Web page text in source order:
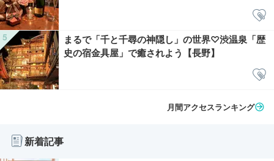
まるで「千と千尋の神隠し」の世界♡渋温泉「歴
史の宿金具屋」で癒されよう【長野】
月間アクセスランキング
新着記事